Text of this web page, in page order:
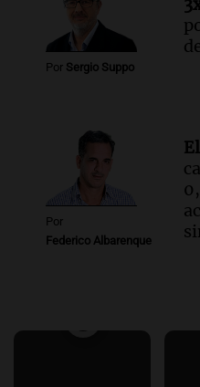
Por Sergio Suppo
Por
Federico Albarenque